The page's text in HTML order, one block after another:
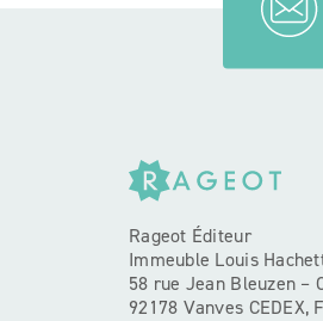
Rageot Éditeur
Immeuble Louis
58 rue Jean Bleuzen –
92178 Vanves CEDEX,